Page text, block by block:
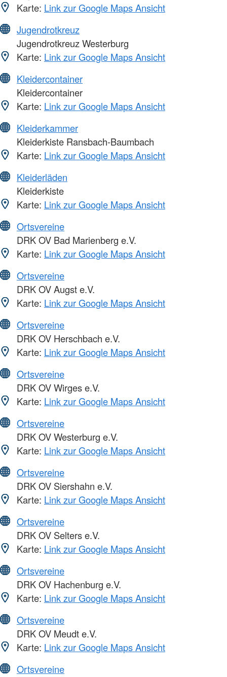
Karte: Link zur Google Maps Ansicht
Jugendrotkreuz
Jugendrotkreuz Westerburg
Karte: Link zur Google Maps Ansicht
Kleidercontainer
Kleidercontainer
Karte: Link zur Google Maps Ansicht
Kleiderkammer
Kleiderkiste Ransbach-Baumbach
Karte: Link zur Google Maps Ansicht
Kleiderläden
Kleiderkiste
Karte: Link zur Google Maps Ansicht
Ortsvereine
DRK OV Bad Marienberg e.V.
Karte: Link zur Google Maps Ansicht
Ortsvereine
DRK OV Augst e.V.
Karte: Link zur Google Maps Ansicht
Ortsvereine
DRK OV Herschbach e.V.
Karte: Link zur Google Maps Ansicht
Ortsvereine
DRK OV Wirges e.V.
Karte: Link zur Google Maps Ansicht
Ortsvereine
DRK OV Westerburg e.V.
Karte: Link zur Google Maps Ansicht
Ortsvereine
DRK OV Siershahn e.V.
Karte: Link zur Google Maps Ansicht
Ortsvereine
DRK OV Selters e.V.
Karte: Link zur Google Maps Ansicht
Ortsvereine
DRK OV Hachenburg e.V.
Karte: Link zur Google Maps Ansicht
Ortsvereine
DRK OV Meudt e.V.
Karte: Link zur Google Maps Ansicht
Ortsvereine